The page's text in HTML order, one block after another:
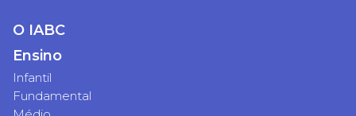
O IABC
Ensino
Infantil
Fundamental